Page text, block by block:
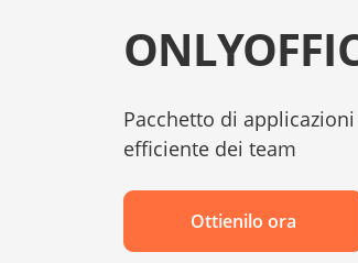
Pacchetto di
efficiente dei team
Ottienilo ora